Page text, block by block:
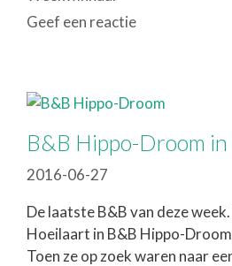
Geef een reactie
B&B Hippo-Droom
2016-06-27
De laatste B&B van deze
Hoeilaart in B&B Hippo-Droom
Toen ze op zoek waren naar